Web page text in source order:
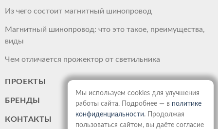
Из чего состоит магнитный шинопровод
Магнитный шинопровод: что это такое, преимущества,
виды
Чем отличается прожектор от светильника
ПРОЕКТЫ
БРЕНДЫ
КОНТАКТЫ
Мы используем cookies для улучшения
работы сайта. Подробнее — в политике
конфиденциальности. Продолжая
пользоваться сайтом, вы даёте согласие